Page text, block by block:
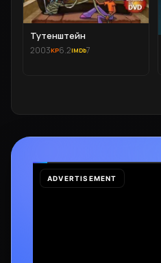
Тутенштейн
2003 6.2 7
Скачай и смотри